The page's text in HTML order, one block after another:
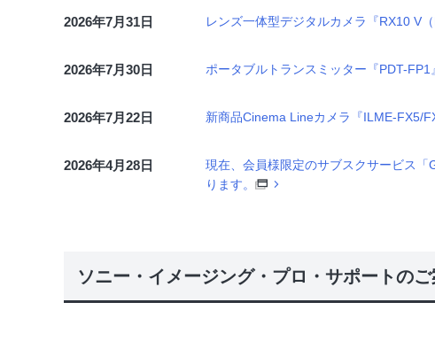
2026年7月31日 レンズ一体型デジタルカメラ『RX10 V
2026年7月30日 ポータブルトランスミッター『PDT-
2026年7月22日 新商品Cinema Lineカメラ『ILME-FX5/
2026年4月28日
現在、会員様限定のサブスクサービス
ります。
ソニー・イメージング・プロ・サポートのご